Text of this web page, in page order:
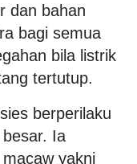
dan bahan
bagi semua
bila listrik
tertutup.
berperilaku
Ia
yakni